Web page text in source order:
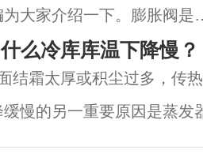
用水冷，带走更多热量。
大家介绍一下。膨胀阀是
选择至关重要。毫不夸张
否正常地工作起着决定性的
的膨胀阀分为内平衡阀和
么冷库库温下降慢？
结霜太厚或积尘过多，传
慢的另一重要原因是蒸发
器表面霜层过厚或积尘过